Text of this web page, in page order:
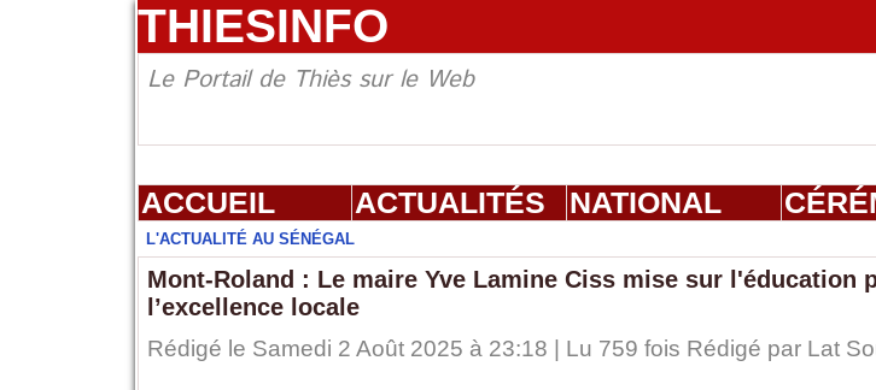
THIESINFO
Le Portail de Thiès sur le Web
ACCUEIL ACTUALITÉS NATIONAL
L'ACTUALITÉ AU SÉNÉGAL
Mont-Roland : Le maire Yve Lamine Ciss mise sur l'éducation
l’excellence locale
Rédigé le Samedi 2 Août 2025 à 23:18 | Lu 759 fois Rédigé par Lat